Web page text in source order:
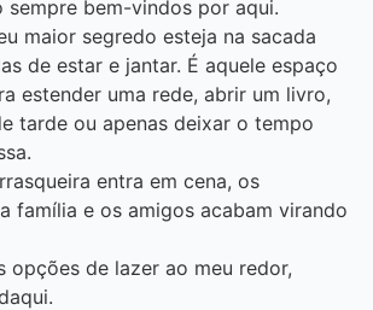
sempre bem-vindos por aqui.
maior segredo esteja na sacada
de estar e jantar. É aquele espaço
estender uma rede, abrir um livro,
tarde ou apenas deixar o tempo
entra em cena, os
família e os amigos acabam virando
opções de lazer ao meu redor,